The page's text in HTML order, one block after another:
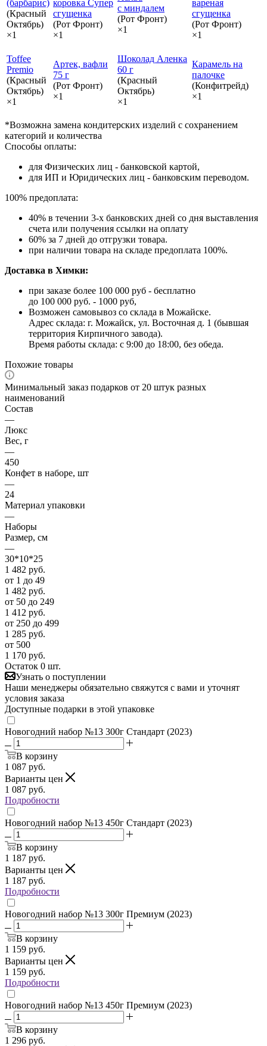
(барбарис)
(Красный
Октябрь)
×1
коровка Супер
сгущенка
(Рот Фронт)
×1
с миндалем
(Рот Фронт)
×1
вареная
сгущенка
(Рот Фронт)
×1
Toffee
Premio
(Красный
Октябрь)
×1
Артек, вафли
75 г
(Рот Фронт)
×1
Шоколад Аленка
60 г
(Красный
Октябрь)
×1
Карамель на
палочке
(Конфитрейд)
×1
*Возможна замена кондитерских изделий с сохранением
категорий и количества
Способы оплаты:
для Физических лиц - банковской картой,
для ИП и Юридических лиц - банковским переводом.
100% предоплата:
40% в течении 3-х банковских дней со дня выставления
счета или получения ссылки на оплату
60% за 7 дней до отгрузки товара.
при наличии товара на складе предоплата 100%.
Доставка в Химки:
при заказе более 100 000 руб - бесплатно
до 100 000 руб. - 1000 руб,
Возможен самовывоз со склада в Можайске.
Адрес склада: г. Можайск, ул. Восточная д. 1 (бывшая
территория Кирпичного завода).
Время работы склада: с 9:00 до 18:00, без обеда.
Похожие товары
Минимальный заказ подарков от 20 штук разных
наименований
Состав
—
Люкс
Вес, г
—
450
Конфет в наборе, шт
—
24
Материал упаковки
—
Наборы
Размер, см
—
30*10*25
1 482 руб.
от 1 до 49
1 482 руб.
от 50 до 249
1 412 руб.
от 250 до 499
1 285 руб.
от 500
1 170 руб.
Остаток 0 шт.
Узнать о поступлении
Наши менеджеры обязательно свяжутся с вами и уточнят
условия заказа
Доступные подарки в этой упаковке
Новогодний набор №13 300г Стандарт (2023)
В корзину
1 087 руб.
Варианты цен
1 087 руб.
Подробности
Новогодний набор №13 450г Стандарт (2023)
В корзину
1 187 руб.
Варианты цен
1 187 руб.
Подробности
Новогодний набор №13 300г Премиум (2023)
В корзину
1 159 руб.
Варианты цен
1 159 руб.
Подробности
Новогодний набор №13 450г Премиум (2023)
В корзину
1 296 руб.